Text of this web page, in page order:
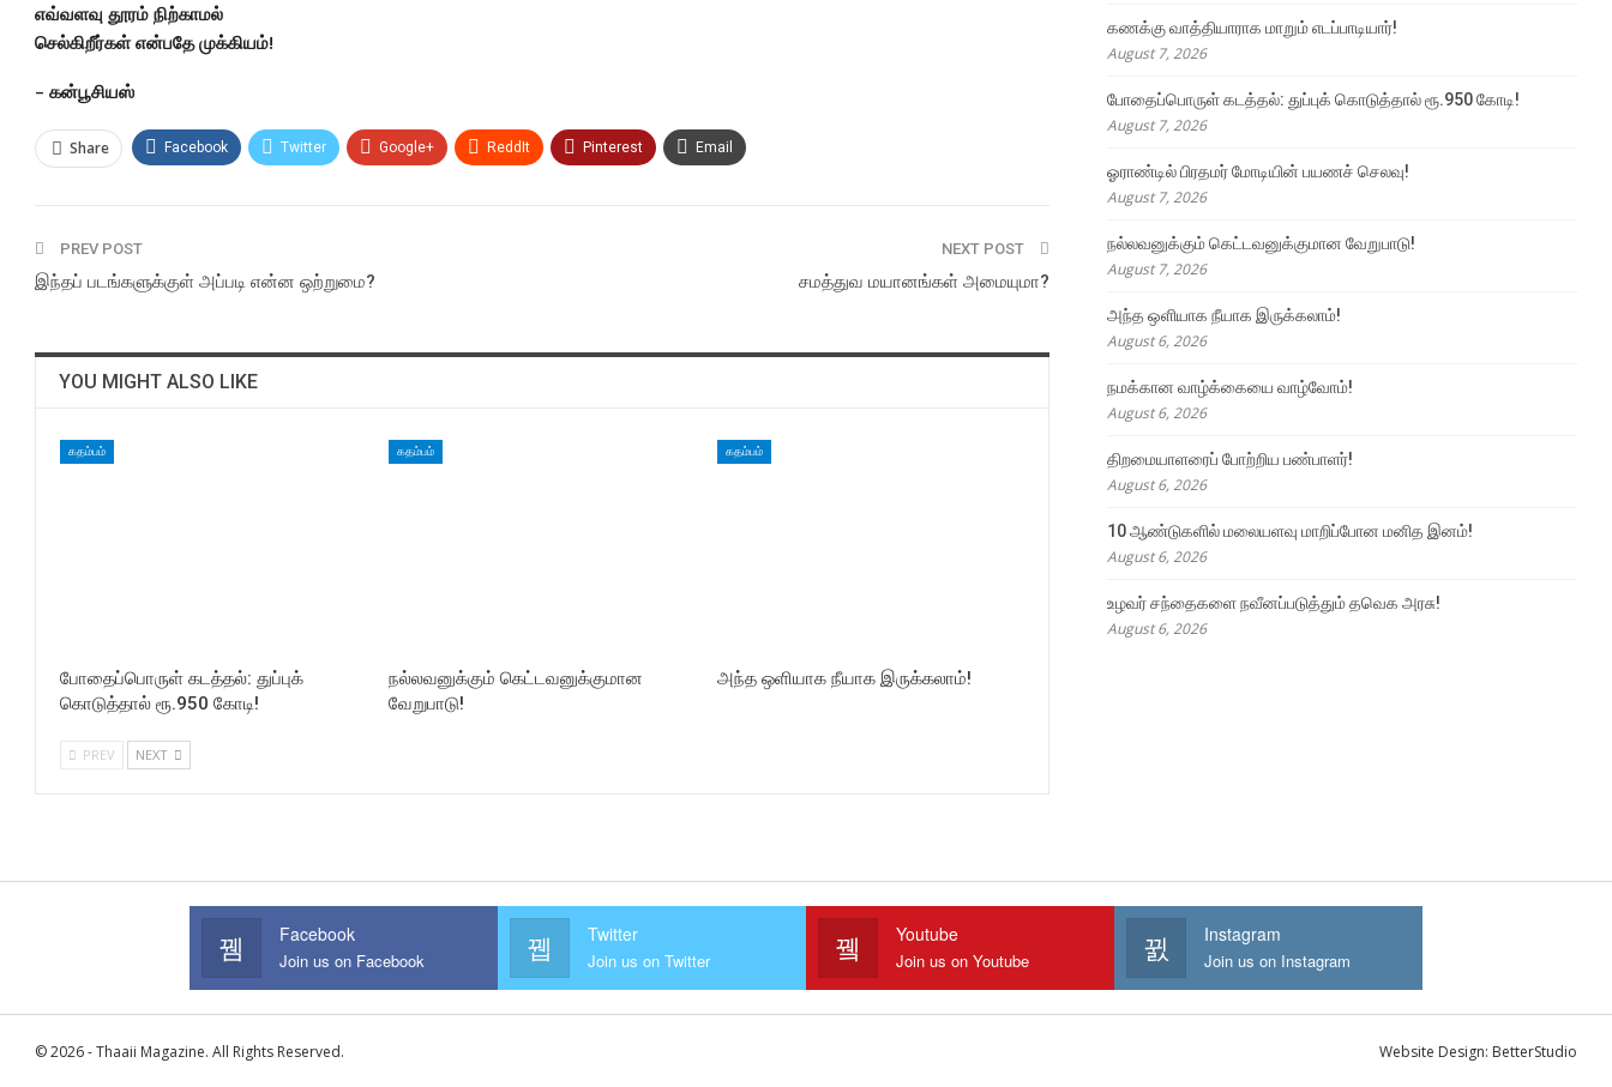
எவ்வளவு தூரம் நிற்காமல்
செல்கிறீர்கள் என்பதே முக்கியம்!
– கன்பூசியஸ்
Share Facebook Twitter Google+ ReddIt Pinterest Email
PREV POST
இந்தப் படங்களுக்குள் அப்படி என்ன ஒற்றுமை?
NEXT POST
சமத்துவ மயானங்கள் அமையுமா?
YOU MIGHT ALSO LIKE
கதம்பம்
போதைப்பொருள் கடத்தல்: துப்புக்
கொடுத்தால் ரூ.950 கோடி!
கதம்பம்
நல்லவனுக்கும் கெட்டவனுக்குமான
வேறுபாடு!
கதம்பம்
அந்த ஒளியாக நீயாக இருக்கலாம்!
PREV NEXT
கணக்கு வாத்தியாராக மாறும் எடப்பாடியார்!
August 7, 2026
போதைப்பொருள் கடத்தல்: துப்புக் கொடுத்தால் ரூ.950 கோடி!
August 7, 2026
ஓராண்டில் பிரதமர் மோடியின் பயணச் செலவு!
August 7, 2026
நல்லவனுக்கும் கெட்டவனுக்குமான வேறுபாடு!
August 7, 2026
அந்த ஒளியாக நீயாக இருக்கலாம்!
August 6, 2026
நமக்கான வாழ்க்கையை வாழ்வோம்!
August 6, 2026
திறமையாளரைப் போற்றிய பண்பாளர்!
August 6, 2026
10 ஆண்டுகளில் மலையளவு மாறிப்போன மனித இனம்!
August 6, 2026
உழவர் சந்தைகளை நவீனப்படுத்தும் தவெக அரசு!
August 6, 2026
Facebook
Join us on Facebook
Twitter
Join us on Twitter
Youtube
Join us on Youtube
Instagram
Join us on Instagram
© 2026 - Thaaii Magazine. All Rights Reserved. Website Design: BetterStudio